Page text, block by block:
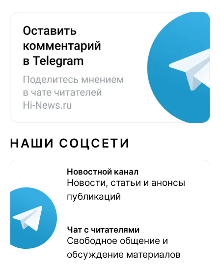
НАШИ СОЦСЕТИ
Новостной канал
Новости, статьи и анонсы
публикаций
Чат с читателями
Свободное общение и
обсуждение материалов